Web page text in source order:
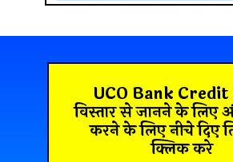
UCO Bank
विस्तार से जानने के
करने के लिए नीचे दिए
क्लिक करे